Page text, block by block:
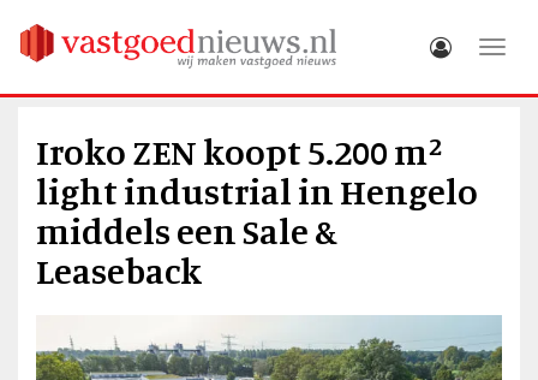
Iroko ZEN koopt 5.200 m²
light industrial in Hengelo
middels een Sale &
Leaseback